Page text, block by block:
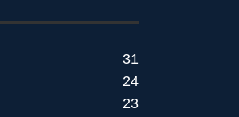
31
24
23